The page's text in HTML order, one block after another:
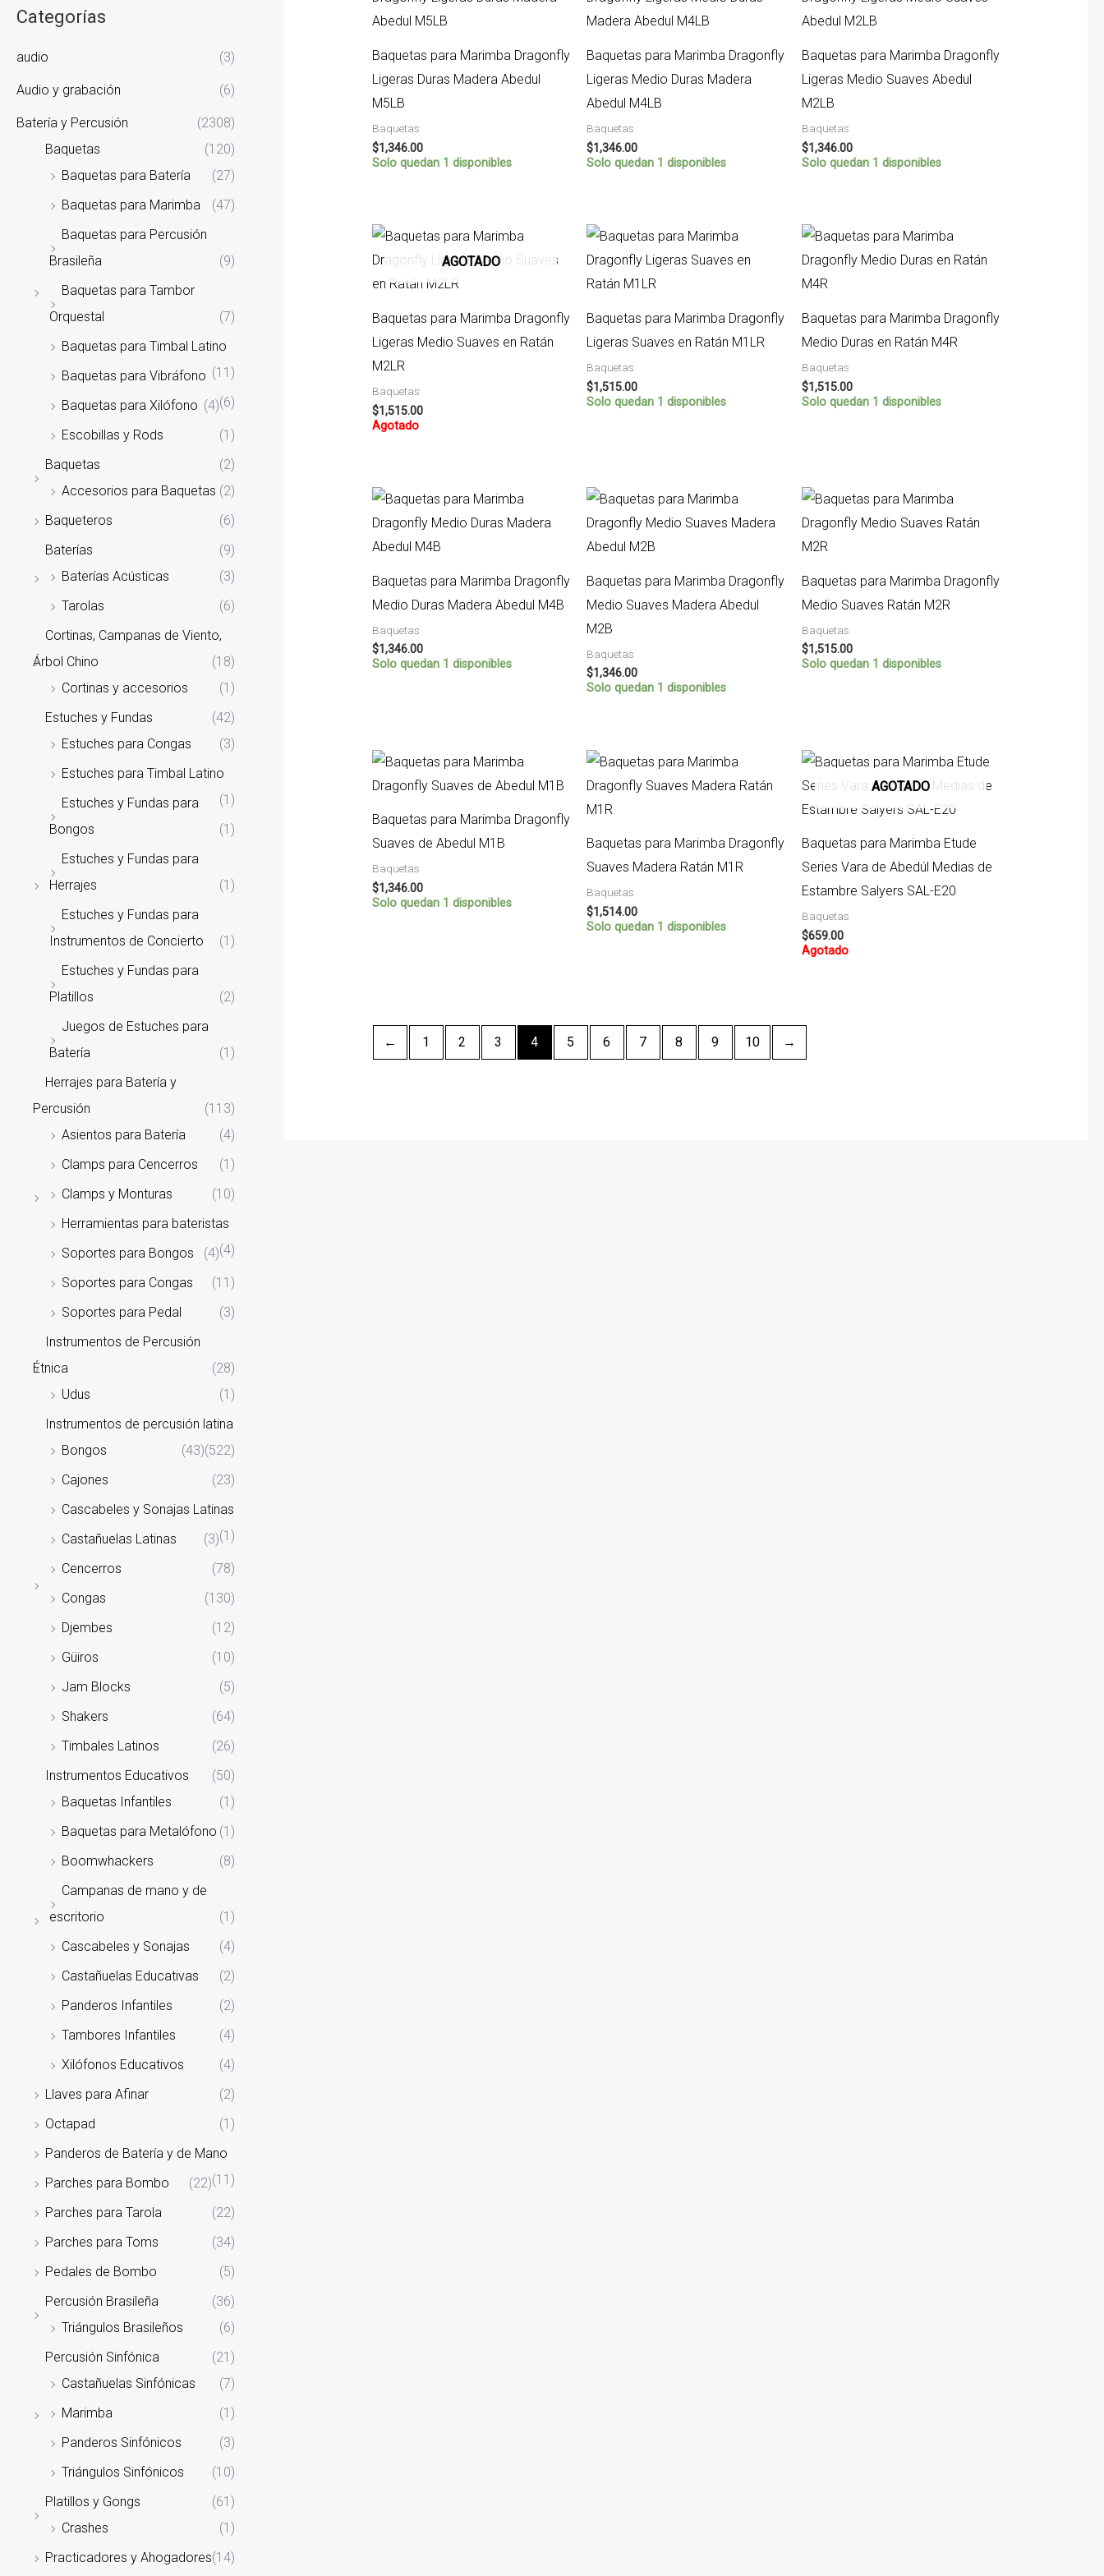
Categorías
audio (3)
Audio y grabación (6)
Batería y Percusión
(2308)
Baquetas
(120)
Baquetas para Batería
(27)
Baquetas para Marimba
(47)
Baquetas para Percusión
Brasileña
(9)
Baquetas para Tambor
Orquestal
(7)
Baquetas para Timbal Latino
(11)
Baquetas para Vibráfono
(6)
Baquetas para Xilófono (4)
Escobillas y Rods
(1)
Baquetas
(2)
Accesorios para Baquetas (2)
Baqueteros
(6)
Baterías
(9)
Baterías Acústicas
(3)
Tarolas
(6)
Cortinas, Campanas de Viento,
Árbol Chino
(18)
Cortinas y accesorios
(1)
Estuches y Fundas
(42)
Estuches para Congas
(3)
Estuches para Timbal Latino
(1)
Estuches y Fundas para
Bongos
(1)
Estuches y Fundas para
Herrajes
(1)
Estuches y Fundas para
Instrumentos de Concierto
(1)
Estuches y Fundas para
Platillos
(2)
Juegos de Estuches para
Batería
(1)
Herrajes para Batería y
Percusión
(113)
Asientos para Batería
(4)
Clamps para Cencerros
(1)
Clamps y Monturas
(10)
Herramientas para bateristas
(4)
Soportes para Bongos
(4)
Soportes para Congas
(11)
Soportes para Pedal
(3)
Instrumentos de Percusión
Étnica
(28)
Udus
(1)
Instrumentos de percusión latina
(522)
Bongos
(43)
Cajones
(23)
Cascabeles y Sonajas Latinas
(1)
Castañuelas Latinas
(3)
Cencerros
(78)
Congas
(130)
Djembes
(12)
Güiros
(10)
Jam Blocks
(5)
Shakers
(64)
Timbales Latinos
(26)
Instrumentos Educativos
(50)
Baquetas Infantiles
(1)
Baquetas para Metalófono (1)
Boomwhackers
(8)
Campanas de mano y de
escritorio
(1)
Cascabeles y Sonajas
(4)
Castañuelas Educativas
(2)
Panderos Infantiles
(2)
Tambores Infantiles
(4)
Xilófonos Educativos
(4)
Llaves para Afinar
(2)
Octapad
(1)
Panderos de Batería y de Mano
(11)
Parches para Bombo
(22)
Parches para Tarola
(22)
Parches para Toms
(34)
Pedales de Bombo
(5)
Percusión Brasileña
(36)
Triángulos Brasileños
(6)
Percusión Sinfónica
(21)
Castañuelas Sinfónicas
(7)
Marimba
(1)
Panderos Sinfónicos
(3)
Triángulos Sinfónicos
(10)
Platillos y Gongs
(61)
Crashes
(1)
Practicadores y Ahogadores(14)
Baquetas para Marimba Dragonfly
Ligeras Duras Madera Abedul
M5LB
Baquetas
$1,346.00
Solo quedan 1 disponibles
Baquetas para Marimba Dragonfly
Ligeras Medio Duras Madera
Abedul M4LB
Baquetas
$1,346.00
Solo quedan 1 disponibles
Baquetas para Marimba Dragonfly
Ligeras Medio Suaves Abedul
M2LB
Baquetas
$1,346.00
Solo quedan 1 disponibles
AGOTADO
Baquetas para Marimba Dragonfly
Ligeras Medio Suaves en Ratán
M2LR
Baquetas
$1,515.00
Agotado
Baquetas para Marimba Dragonfly
Ligeras Suaves en Ratán M1LR
Baquetas
$1,515.00
Solo quedan 1 disponibles
Baquetas para Marimba Dragonfly
Medio Duras en Ratán M4R
Baquetas
$1,515.00
Solo quedan 1 disponibles
Baquetas para Marimba Dragonfly
Medio Duras Madera Abedul M4B
Baquetas
$1,346.00
Solo quedan 1 disponibles
Baquetas para Marimba Dragonfly
Medio Suaves Madera Abedul
M2B
Baquetas
$1,346.00
Solo quedan 1 disponibles
Baquetas para Marimba Dragonfly
Medio Suaves Ratán M2R
Baquetas
$1,515.00
Solo quedan 1 disponibles
Baquetas para Marimba Dragonfly
Suaves de Abedul M1B
Baquetas
$1,346.00
Solo quedan 1 disponibles
Baquetas para Marimba Dragonfly
Suaves Madera Ratán M1R
Baquetas
$1,514.00
Solo quedan 1 disponibles
AGOTADO
Baquetas para Marimba Etude
Series Vara de Abedúl Medias de
Estambre Salyers SAL-E20
Baquetas
$659.00
Agotado
← 1 2 3 4 5 6 7 8 9 10 →